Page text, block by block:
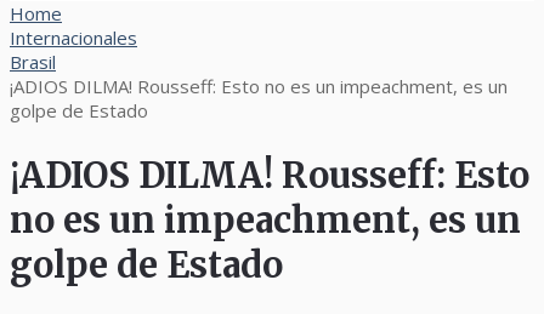
Home
Internacionales
Brasil
¡ADIOS DILMA! Rousseff: Esto no es un impeachment, es un
golpe de Estado
¡ADIOS DILMA! Rousseff: Esto
no es un impeachment, es un
golpe de Estado